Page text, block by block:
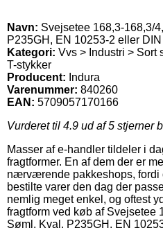
Navn: Svejsetee 168,3-168,3/
P235GH, EN 10253-2 eller
Kategori: Vvs > Industri > Sort
T-stykker
Producent: Indura
Varenummer: 840260
EAN: 5709057170166
Vurderet til 4.9 ud af 5 stjerner
Masser af e-handler tildeler i
fragtformer. En af dem der er
nærværende pakkeshops, fordi
bestilte varer den dag der
nemlig meget enkel, og oftest
fragtform ved køb af Svejsetee
Søml. Kval. P235GH, EN